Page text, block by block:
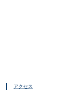
アクセス